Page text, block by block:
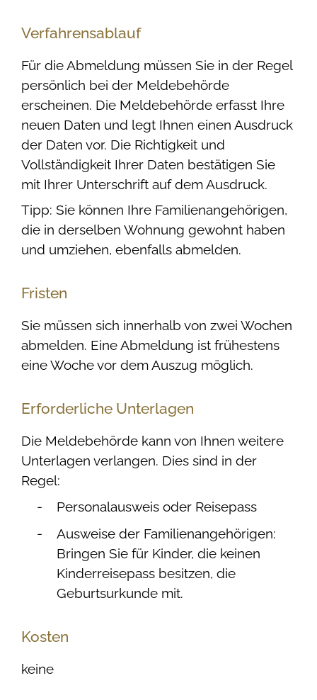
Verfahrensablauf
Für die Abmeldung müssen Sie in der Regel
persönlich bei der Meldebehörde
erscheinen. Die Meldebehörde erfasst Ihre
neuen Daten und legt Ihnen einen Ausdruck
der Daten vor. Die Richtigkeit und
Vollständigkeit Ihrer Daten bestätigen Sie
mit Ihrer Unterschrift auf dem Ausdruck.
Tipp: Sie können Ihre Familienangehörigen,
die in derselben Wohnung gewohnt haben
und umziehen, ebenfalls abmelden.
Fristen
Sie müssen sich innerhalb von zwei Wochen
abmelden. Eine Abmeldung ist frühestens
eine Woche vor dem Auszug möglich.
Erforderliche Unterlagen
Die Meldebehörde kann von Ihnen weitere
Unterlagen verlangen. Dies sind in der
Regel:
Personalausweis oder Reisepass
Ausweise der Familienangehörigen:
Bringen Sie für Kinder, die keinen
Kinderreisepass besitzen, die
Geburtsurkunde mit.
Kosten
keine